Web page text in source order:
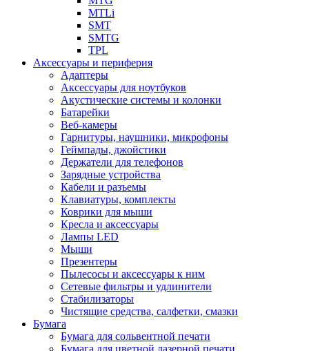
MTLi
SMT
SMTG
TPL
Аксессуары и периферия
Адаптеры
Аксессуары для ноутбуков
Акустические системы и колонки
Батарейки
Веб-камеры
Гарнитуры, наушники, микрофоны
Геймпады, джойстики
Держатели для телефонов
Зарядные устройства
Кабели и разъемы
Клавиатуры, комплекты
Коврики для мыши
Кресла и аксессуары
Лампы LED
Мыши
Презентеры
Пылесосы и аксессуары к ним
Сетевые фильтры и удлинители
Стабилизаторы
Чистящие средства, салфетки, смазки
Бумага
Бумага для сольвентной печати
Бумага для цветной лазерной печати